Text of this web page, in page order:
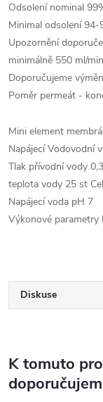
Odsolení nominal
Minimal odsolení 94-
Upozornění
minimálně 550 ml/min
Doporučujeme
Poměr permeát -
Mini element
Napájecí Vodovodní
Tlak přívodní vody
teplota vody 25 st
Napájecí voda pH 7
Výkonové
Diskuse
K tomuto